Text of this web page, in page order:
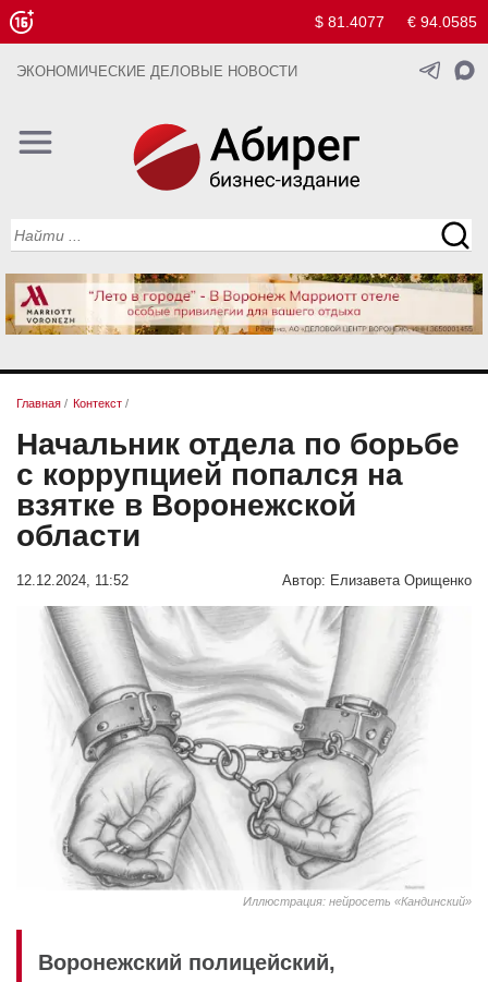
$ 81.4077 € 94.0585
ЭКОНОМИЧЕСКИЕ ДЕЛОВЫЕ НОВОСТИ
Главная / Контекст /
Начальник отдела по борьбе
с коррупцией попался на
взятке в Воронежской
области
12.12.2024, 11:52 Автор: Елизавета Орищенко
Иллюстрация: нейросеть «Кандинский»
Воронежский полицейский,